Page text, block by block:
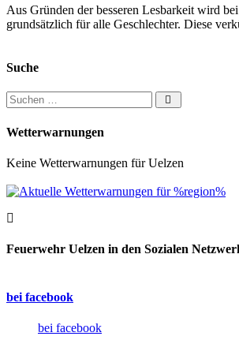
Aus Gründen der besseren Lesbarkeit wird
grundsätzlich für alle Geschlechter. Diese
Suche
Suchen nach:
Wetterwarnungen
Keine Wetterwarnungen für Uelzen
Feuerwehr Uelzen in den Sozialen
bei facebook
bei facebook